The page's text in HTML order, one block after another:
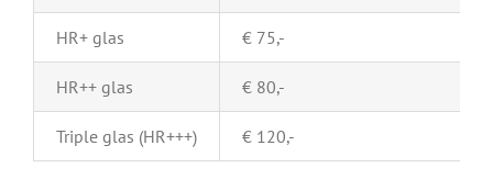
HR+ glas € 75,-
HR++ glas € 80,-
Triple glas (HR+++) € 120,-